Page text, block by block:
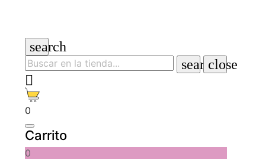
search
searchclose

0
Carrito
0